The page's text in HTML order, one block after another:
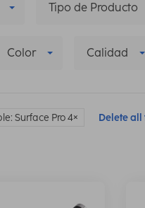
Tipo de Producto
Color Calidad
Surface Pro 4 Delete all